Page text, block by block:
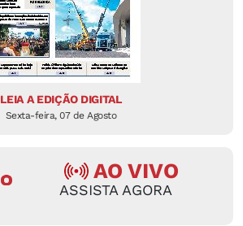
LEIA A EDIÇÃO DIGITAL
Sexta-feira, 07 de Agosto
AO VIVO
ASSISTA AGORA